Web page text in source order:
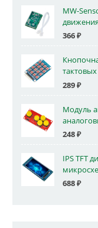
MW-
366₽
289₽
Модуль
248₽
IPS TFT
688₽